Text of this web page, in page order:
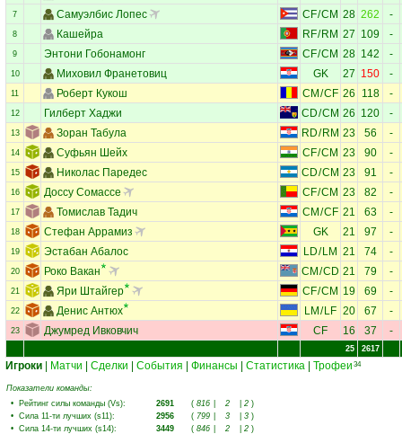
7 Самуэлбис Лопес CF/CM 28 262 -
8 Кашейра RF/ RM 27 109 -
9 Энтони Гобонамонг CF/CM 28 142 -
10 Миховил Франетовиц GK 27 150 -
11 Роберт Кукош CM /CF 26 118 -
12 Гилберт Хаджи CD/CM 26 120 -
13 Зоран Табула RD/ RM 23 56 -
14 Суфьян Шейх CF/CM 23 90 -
15 Николас Паредес CD/CM 23 91 -
16 Доссу Сомассе CF/CM 23 82 -
17 Томислав Тадич CM /CF 21 63 -
18 Стефан Аррамиз GK 21 97 -
19 Эстабан Абалос LD/ LM 21 74 -
20 Роко Вакан CM /CD 21 79 -
21 Яри Штайгер CF/CM 19 69 -
22 Денис Антюх LM / LF 20 67 -
23 Джумред Ивковчич CF 16 37 -
25 2617
Игроки Матчи Сделки События Финансы Статистика Трофеи 34
Показатели команды:
• Рейтинг силы команды (Vs): 2691 ( 816 2 2 )
• Сила 11-ти лучших (s11): 2956 ( 799 3 3 )
• Сила 14-ти лучших (s14): 3449 ( 846 2 2 )